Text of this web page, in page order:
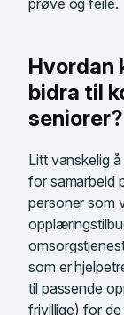
Hvordan
bidra til
seniorer?
Litt vanskelig
for samarbeid
personer som
som er
til passende
frivillige) for